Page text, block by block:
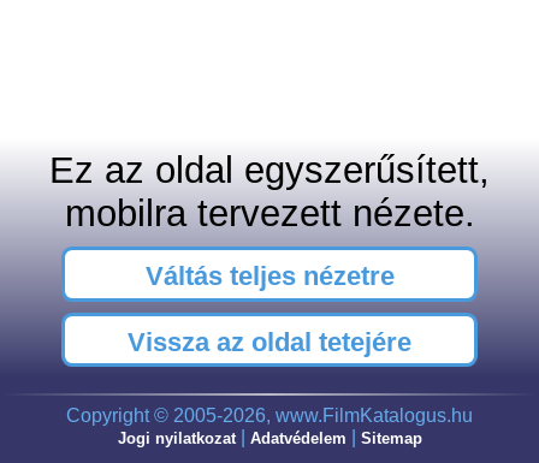
Ez az oldal egyszerűsített,
mobilra tervezett nézete.
Váltás teljes nézetre
Vissza az oldal tetejére
Copyright © 2005-2026, www.FilmKatalogus.hu
Jogi nyilatkozat| Adatvédelem Sitemap